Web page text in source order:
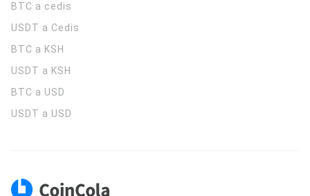
BTC a cedis
USDT a Cedis
BTC a KSH
USDT a KSH
BTC a USD
USDT a USD